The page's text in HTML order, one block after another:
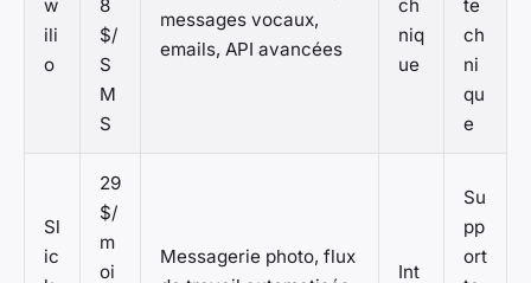
w
ili
o
8
$/
S
M
S
messages vocaux,
emails, API avancées
ch
niq
ue
te
ch
ni
qu
e
Sl
ic
29
$/
m
oi
Messagerie photo, flux
Int
Su
pp
ort